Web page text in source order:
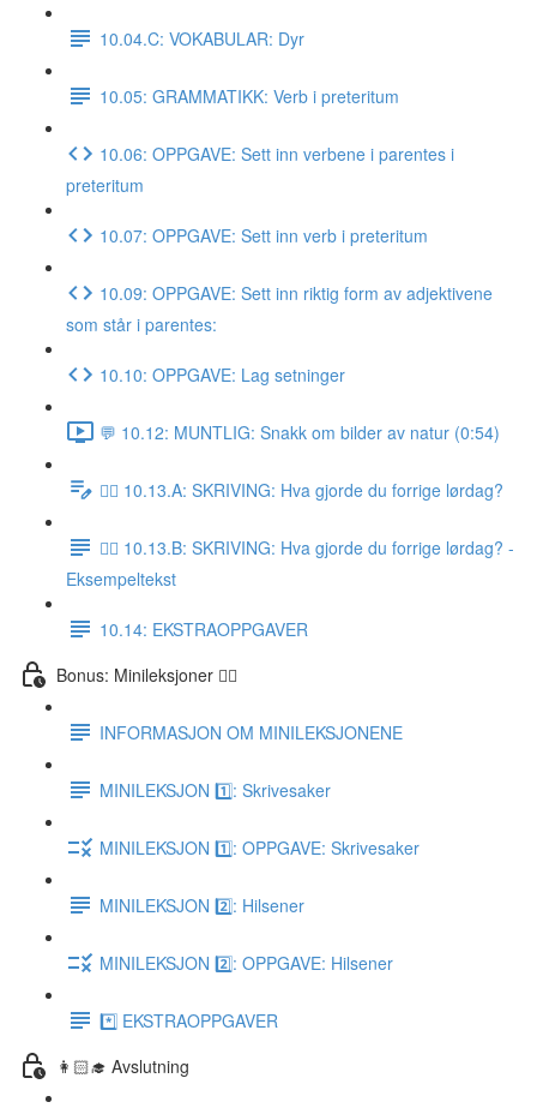
10.04.C: VOKABULAR: Dyr
10.05: GRAMMATIKK: Verb i preteritum
10.06: OPPGAVE: Sett inn verbene i parentes i
preteritum
10.07: OPPGAVE: Sett inn verb i preteritum
10.09: OPPGAVE: Sett inn riktig form av adjektivene
som står i parentes:
10.10: OPPGAVE: Lag setninger
💬 10.12: MUNTLIG: Snakk om bilder av natur (0:54)
✍🏼 10.13.A: SKRIVING: Hva gjorde du forrige lørdag?
✍🏼 10.13.B: SKRIVING: Hva gjorde du forrige lørdag? -
Eksempeltekst
10.14: EKSTRAOPPGAVER
Bonus: Minileksjoner 👌🏻
INFORMASJON OM MINILEKSJONENE
MINILEKSJON 1️⃣: Skrivesaker
MINILEKSJON 1️⃣: OPPGAVE: Skrivesaker
MINILEKSJON 2️⃣: Hilsener
MINILEKSJON 2️⃣: OPPGAVE: Hilsener
*️⃣ EKSTRAOPPGAVER
👩🏻‍🎓 Avslutning